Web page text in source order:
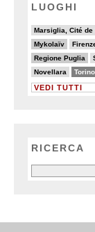
LUOGHI
Marsiglia, Cité de
2/20
2/20
2/20
6/20
Mykolaïv
7/20
2/20
4/20
3/20
5/20
5/20
6/20
Regione Puglia
7/20
3/20
3/20
Novellara
4/20 Torino
13/20
4/20
6/20
4/20
4/20
VEDI TUTTI
RICERCA